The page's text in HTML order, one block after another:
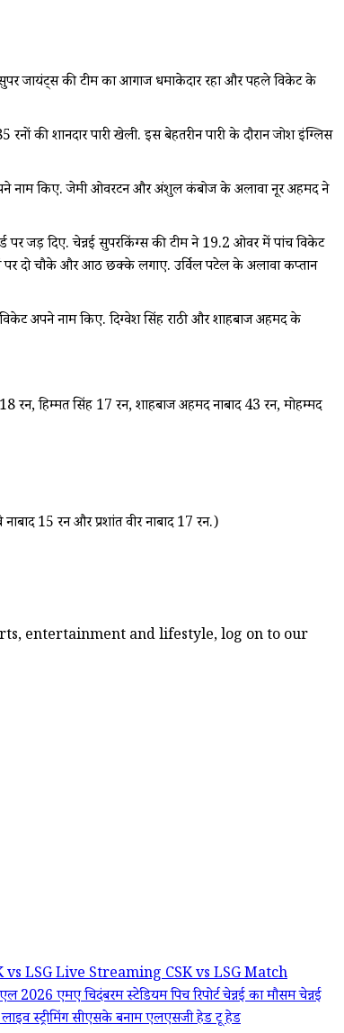
जायंट्स की टीम का आगाज धमाकेदार रहा और पहले विकेट के
शानदार पारी खेली. इस बेहतरीन पारी के दौरान जोश इंग्लिस
नाम किए. जेमी ओवरटन और अंशुल कंबोज के अलावा नूर अहमद ने
पर जड़ दिए. चेन्नई सुपरकिंग्स की टीम ने 19.2 ओवर में पांच विकेट
पर दो चौके और आठ छक्के लगाए. उर्विल पटेल के अलावा कप्तान
अपने नाम किए. दिग्वेश सिंह राठी और शाहबाज अहमद के
हिम्मत सिंह 17 रन, शाहबाज अहमद नाबाद 43 रन, मोहम्मद
15 रन और प्रशांत वीर नाबाद 17 रन.)
entertainment and lifestyle, log on to our
vs LSG Live StreamingCSK vs LSG Match
2026एमए चिदंबरम स्टेडियम पिच रिपोर्टचेन्नई का मौसमचेन्नई
स्ट्रीमिंगसीएसके बनाम एलएसजी हेड टू हेड